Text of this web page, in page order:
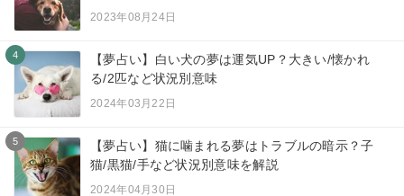
2023年08月24日
4
【夢占い】白い犬の夢は運気UP？大きい/懐かれ
る/2匹など状況別意味
2024年03月22日
5
【夢占い】猫に噛まれる夢はトラブルの暗示？子
猫/黒猫/手など状況別意味を解説
2024年04月30日